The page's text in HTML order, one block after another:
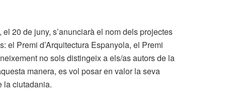
20 de juny, s’anunciarà el nom dels projectes
el Premi d’Arquitectura Espanyola, el Premi
no sols distingeix a els/as autors de la
manera, es vol posar en valor la seva
la ciutadania.